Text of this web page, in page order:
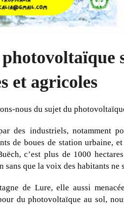
et agricoles
nous du sujet du
des industriels, notamment
de boues de station urbaine,
c’est plus de 1000
que la voix des habitants ne
de Lure, elle aussi
du photovoltaïque au sol,